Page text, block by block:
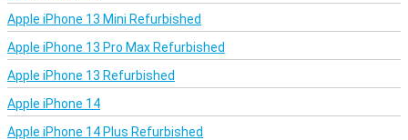
Apple iPhone 13 Mini Refurbished
Apple iPhone 13 Pro Max Refurbished
Apple iPhone 13 Refurbished
Apple iPhone 14
Apple iPhone 14 Plus Refurbished